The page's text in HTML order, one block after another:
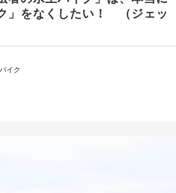
」をなくしたい！ （ジェッ
イク